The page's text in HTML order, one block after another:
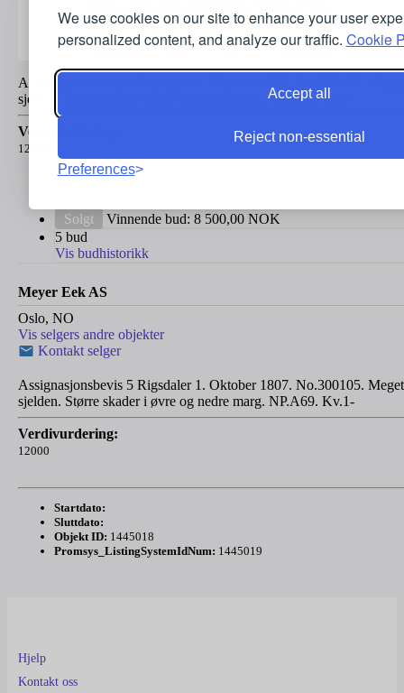
We use cookies on our site to enhance your user
personalized content, and analyze our traffic. Cookie
Accept all
Reject non-essential
Preferences
Assignasjonsbevis 5 Rigsdaler 1. Oktober 1807. No.300105. Meget
sjelden. Større skader i øvre og nedre marg. NP.A69. Kv.1-
Verdivurdering:
12000
Solgt Vinnende bud: 8 500,00 NOK
5 bud
Vis budhistorikk
Meyer Eek AS
Oslo, NO
Vis selgers andre objekter
Kontakt selger
Assignasjonsbevis 5 Rigsdaler 1. Oktober 1807. No.300105. Meget
sjelden. Større skader i øvre og nedre marg. NP.A69. Kv.1-
Verdivurdering:
12000
Startdato:
Sluttdato:
Objekt ID: 1445018
Promsys_ListingSystemIdNum: 1445019
Hjelp
Kontakt oss